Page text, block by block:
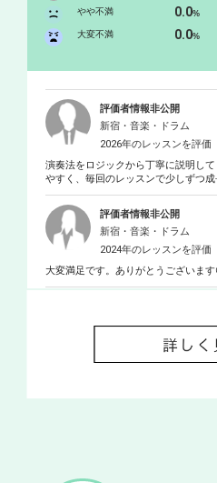
やや不満 0.0%
大変不満 0.0%
評価者情報非公開
新宿・音楽・ドラム
2026年のレッスンを評価
演奏法をロジックから丁寧に説明し
やすく、毎回のレッスンで少しずつ成
評価者情報非公開
新宿・音楽・ドラム
2024年のレッスンを評価
大変満足です。ありがとうございます